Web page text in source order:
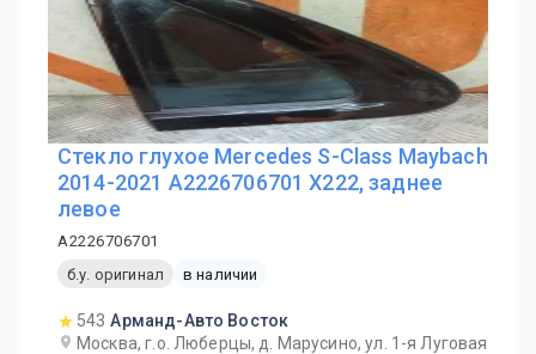
Стекло глухое Mercedes S-Class Maybach
2014-2021 A2226706701 X222, заднее
левое
A2226706701
б.у. оригинал
в наличии
543 Арманд-Авто Восток
Москва, г.о. Люберцы, д. Марусино, ул. 1-я Луговая